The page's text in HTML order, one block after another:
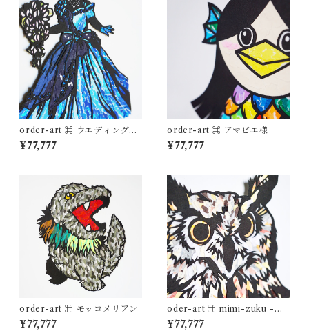
order-art ⌘ ウエディングド
レス
¥77,777
order-art ⌘ アマビエ様
¥77,777
order-art ⌘ モッコメリアン
¥77,777
oder-art ⌘ mimi-zuku -木
兎-
¥77,777